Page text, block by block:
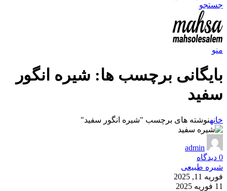
جستجو
منو
بایگانی برچسب ها: شیره انگور
سفید
خانهنوشته های برچسب "شیره انگور سفید"
admin
0 دیدگاه
شیره طبیعی
فوریه 11, 2025
11 فوریه 2025